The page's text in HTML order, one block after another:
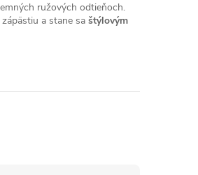
ružových odtieňoch.
a stane sa štýlovým